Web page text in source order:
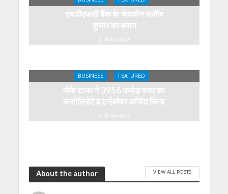
एचडीएफसी बैंक के चेयरमैन राजीव
कुमार का बयान
3 days ago
BUSINESS FEATURED
जेके टायर ने 3956 करोड़ रुपए का
कंसोलिडेटेड टर्नओवर अर्जित किया
3 days ago
About the author VIEW ALL POSTS